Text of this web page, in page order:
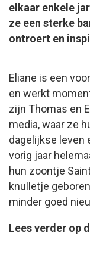
elkaar enkele
ze een sterke
ontroert en
Eliane is een
en werkt
zijn Thomas en
media, waar ze
dagelijkse leven
vorig jaar
hun zoontje
knulletje
minder goed
Lees verder op